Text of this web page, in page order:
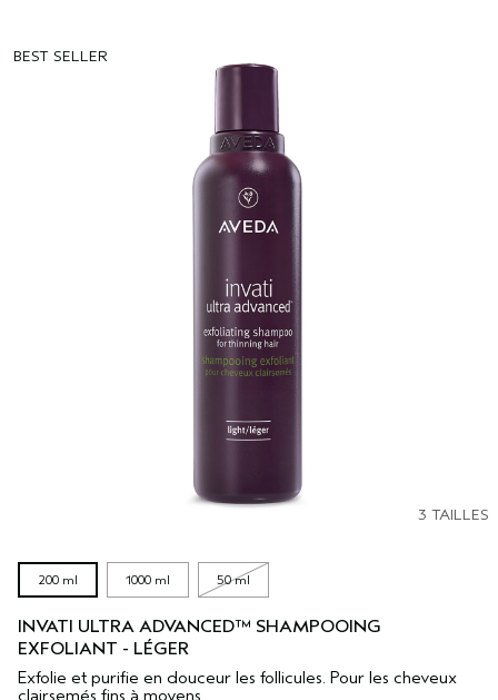
BEST SELLER
3 TAILLES
200 ml 1000 ml 50 ml
INVATI ULTRA ADVANCED™ SHAMPOOING
EXFOLIANT - LÉGER
Exfolie et purifie en douceur les follicules. Pour les cheveux
clairsemés fins à moyens.